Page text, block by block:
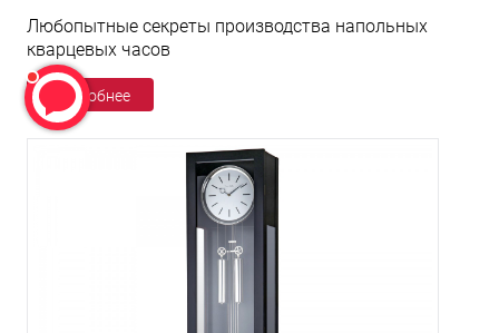
Любопытные секреты производства напольных
кварцевых часов
Подробнее